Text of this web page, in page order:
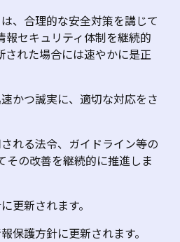
、合理的な安全対策を講じて
報セキュリティ体制を継続的
された場合には速やかに是正
かつ誠実に、適切な対応をさ
れる法令、ガイドライン等の
その改善を継続的に推進しま
更新されます。
保護方針に更新されます。